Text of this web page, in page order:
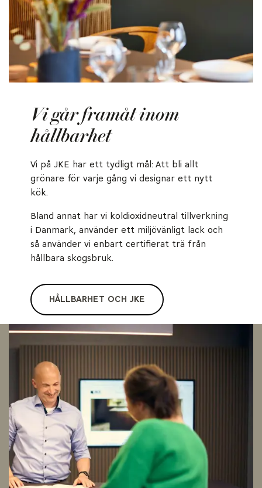
Vi går framåt inom
hållbarhet
Vi på JKE har ett tydligt mål: Att bli allt
grönare för varje gång vi designar ett nytt
kök.
Bland annat har vi koldioxidneutral tillverkning
i Danmark, använder ett miljövänligt lack och
så använder vi enbart certifierat trä från
hållbara skogsbruk.
HÅLLBARHET OCH JKE